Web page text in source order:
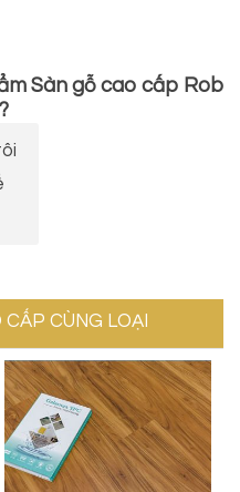
Sàn gỗ cao cấp Rob
?
CÙNG LOẠI